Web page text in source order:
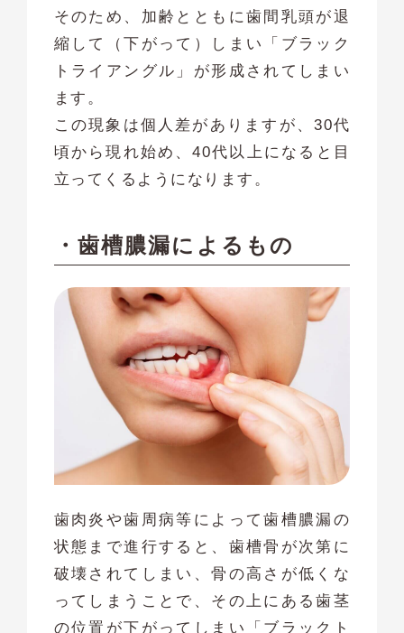
そのため、加齢とともに歯間乳頭が退
縮して（下がって）しまい「ブラック
トライアングル」が形成されてしまい
ます。
この現象は個人差がありますが、30代
頃から現れ始め、40代以上になると目
立ってくるようになります。
・歯槽膿漏によるもの
歯肉炎や歯周病等によって歯槽膿漏の
状態まで進行すると、歯槽骨が次第に
破壊されてしまい、骨の高さが低くな
ってしまうことで、その上にある歯茎
の位置が下がってしまい「ブラックト